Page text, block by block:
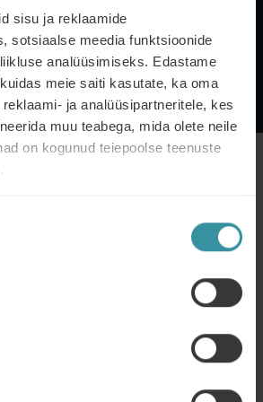
sisu ja reklaamide
sotsiaalse meedia funktsioonide
analüüsimiseks. Edastame
meie saiti kasutate, ka oma
ja analüüsipartneritele, kes
muu teabega, mida olete neile
on kogunud teiepoolse teenuste
– elemendid ja osalejad